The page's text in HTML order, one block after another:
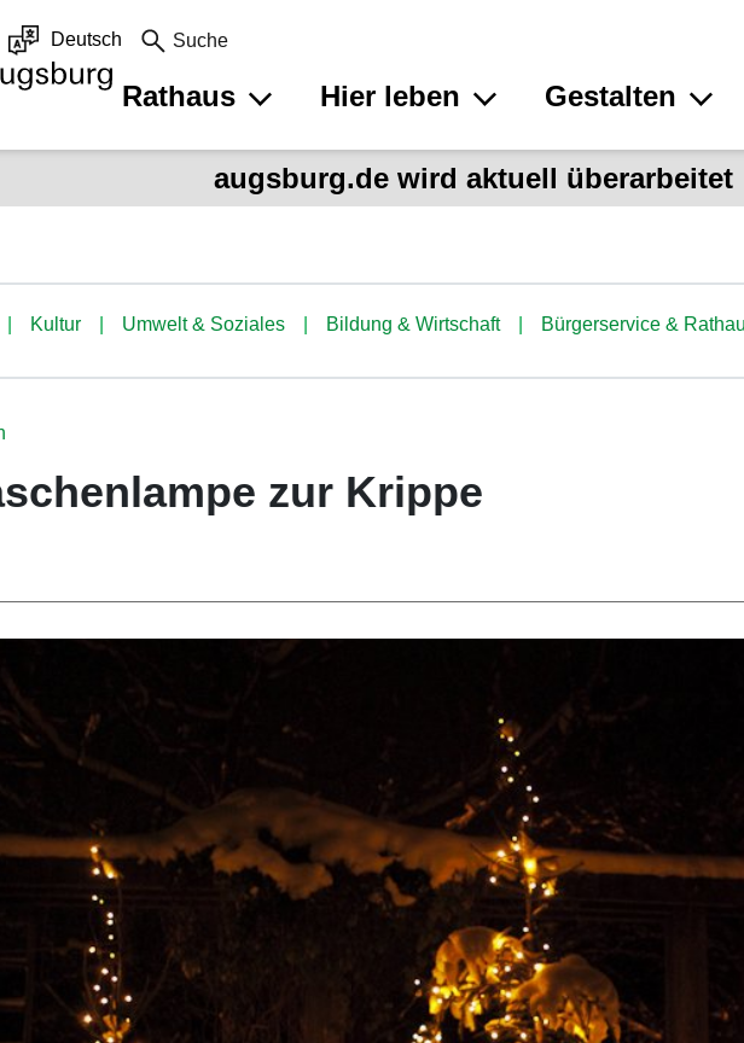
Deutsch Suche
Rathaus Hier leben Gestalten
augsburg.de wird aktuell überarbeitet
Kultur Umwelt & Soziales Bildung & Wirtschaft Bürgerservice &
zur Krippe